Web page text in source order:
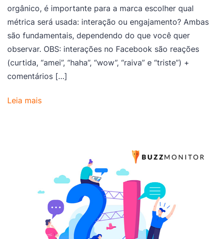
orgânico, é importante para a marca escolher qual
métrica será usada: interação ou engajamento? Ambas
são fundamentais, dependendo do que você quer
observar. OBS: interações no Facebook são reações
(curtida, “amei”, “haha”, “wow”, “raiva” e “triste”) +
comentários […]
Leia mais